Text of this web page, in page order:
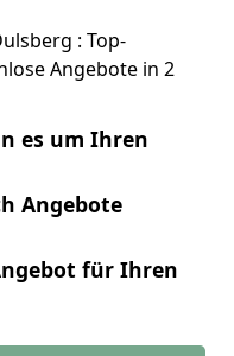
: Top-
Angebote in 2
es um Ihren
Angebote
für Ihren